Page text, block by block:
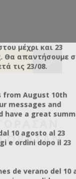
μέχρι και 23
Θα απαντήσουμε
τις 23/08.
from August 10th
messages and
have a great
10 agosto al 23
e ordini dopo il 23
de verano del 10